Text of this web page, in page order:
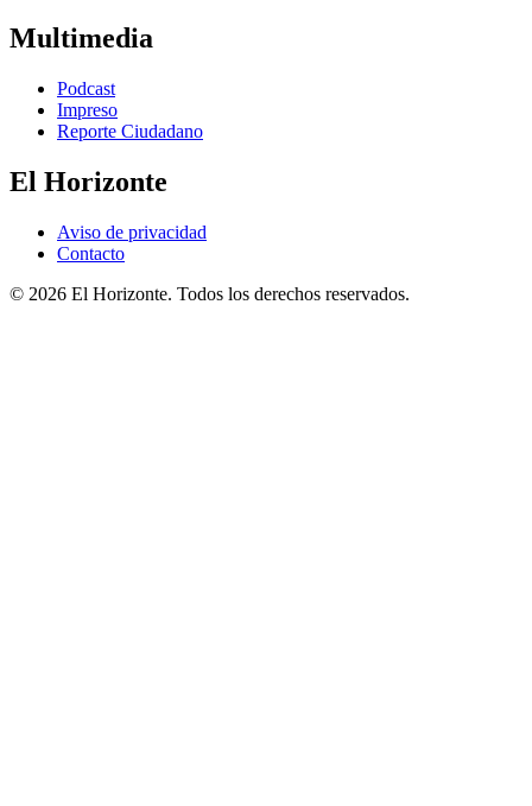
Multimedia
Podcast
Impreso
Reporte Ciudadano
El Horizonte
Aviso de privacidad
Contacto
© 2026 El Horizonte. Todos los derechos reservados.